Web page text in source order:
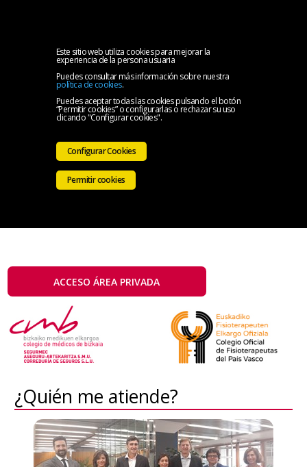
Este sitio web utiliza cookies para mejorar la
experiencia de la persona usuaria
Puedes consultar más información sobre nuestra
política de cookies.
Puedes aceptar todas las cookies pulsando el botón
“Permitir cookies” o configurarlas o rechazar su uso
clicando "Configurar cookies".
Configurar Cookies
Permitir cookies
¿Quién me atiende?